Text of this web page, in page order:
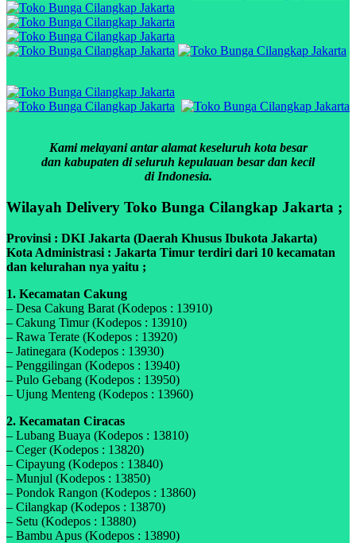
Kami melayani antar alamat keseluruh kota besar
dan kabupaten di seluruh kepulauan besar dan kecil
di Indonesia.
Wilayah Delivery Toko Bunga Cilangkap Jakarta ;
Provinsi : DKI Jakarta (Daerah Khusus Ibukota Jakarta)
Kota Administrasi : Jakarta Timur terdiri dari 10 kecamatan
dan kelurahan nya yaitu ;
1. Kecamatan Cakung
– Desa Cakung Barat (Kodepos : 13910)
– Cakung Timur (Kodepos : 13910)
– Rawa Terate (Kodepos : 13920)
– Jatinegara (Kodepos : 13930)
– Penggilingan (Kodepos : 13940)
– Pulo Gebang (Kodepos : 13950)
– Ujung Menteng (Kodepos : 13960)
2. Kecamatan Ciracas
– Lubang Buaya (Kodepos : 13810)
– Ceger (Kodepos : 13820)
– Cipayung (Kodepos : 13840)
– Munjul (Kodepos : 13850)
– Pondok Rangon (Kodepos : 13860)
– Cilangkap (Kodepos : 13870)
– Setu (Kodepos : 13880)
– Bambu Apus (Kodepos : 13890)